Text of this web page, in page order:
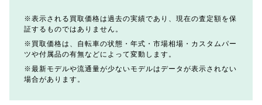
表示される買取価格は過去の実績であり、現在の査定額を保
証するものではありません。
買取価格は、自転車の状態・年式・市場相場・カスタムパー
ツや付属品の有無などによって変動します。
最新モデルや流通量が少ないモデルはデータが表示されない
場合があります。